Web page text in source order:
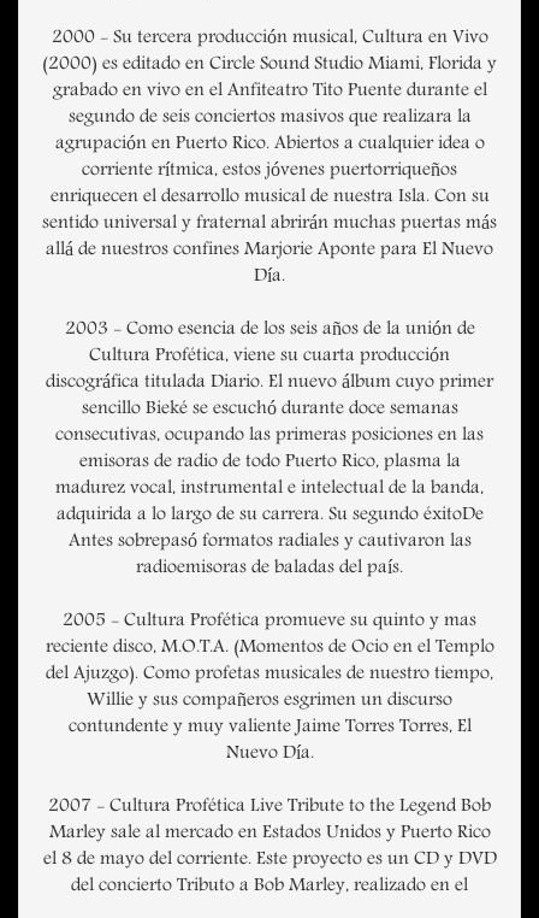
2000 - Su tercera producción musical, Cultura en Vivo
(2000) es editado en Circle Sound Studio Miami, Florida y
grabado en vivo en el Anfiteatro Tito Puente durante el
segundo de seis conciertos masivos que realizara la
agrupación en Puerto Rico. Abiertos a cualquier idea o
corriente rítmica, estos jóvenes puertorriqueños
enriquecen el desarrollo musical de nuestra Isla. Con su
sentido universal y fraternal abrirán muchas puertas más
allá de nuestros confines Marjorie Aponte para El Nuevo
Día.
2003 - Como esencia de los seis años de la unión de
Cultura Profética, viene su cuarta producción
discográfica titulada Diario. El nuevo álbum cuyo primer
sencillo Bieké se escuchó durante doce semanas
consecutivas, ocupando las primeras posiciones en las
emisoras de radio de todo Puerto Rico, plasma la
madurez vocal, instrumental e intelectual de la banda,
adquirida a lo largo de su carrera. Su segundo éxitoDe
Antes sobrepasó formatos radiales y cautivaron las
radioemisoras de baladas del país.
2005 - Cultura Profética promueve su quinto y mas
reciente disco, M.O.T.A. (Momentos de Ocio en el Templo
del Ajuzgo). Como profetas musicales de nuestro tiempo,
Willie y sus compañeros esgrimen un discurso
contundente y muy valiente Jaime Torres Torres, El
Nuevo Día.
2007 - Cultura Profética Live Tribute to the Legend Bob
Marley sale al mercado en Estados Unidos y Puerto Rico
el 8 de mayo del corriente. Este proyecto es un CD y DVD
del concierto Tributo a Bob Marley, realizado en el